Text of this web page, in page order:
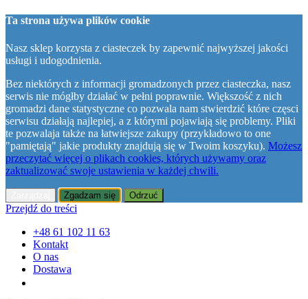
Ta strona używa plików cookie
Nasz sklep korzysta z ciasteczek by zapewnić najwyższej jakości
usługi i udogodnienia.
Bez niektórych z informacji gromadzonych przez ciasteczka, nasz
serwis nie mógłby działać w pełni poprawnie. Większość z nich
gromadzi dane statystyczne co pozwala nam stwierdzić które częsci
serwisu działają najlepiej, a z którymi pojawiają się problemy. Pliki
te pozwalaja także na łatwiejsze zakupy (przykładowo to one
"pamiętają" jakie produkty znajdują się w Twoim koszyku). Możesz
przeczytać więcej o plikach cookies, których używamy oraz
zaktualizować swoje ustawienia w każdej chwili.
Zgadzam się Odrzuć
Przejdź do treści
+48 61 102 11 63
Kontakt
O nas
Dostawa